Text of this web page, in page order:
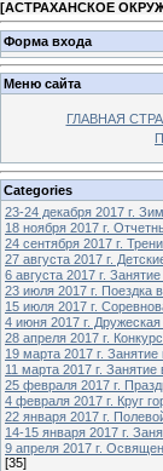
[АСТРАХАНСКОЕ
Форма входа
Меню сайта
ГЛАВНАЯ
Categories
23-24 декабря 2017 г.
18 ноября 2017 г.
24 сентября 2017 г.
27 августа 2017 г.
6 августа 2017 г.
23 июля 2017 г. Поездка
15 июля 2017 г.
4 июня 2017 г.
28 апреля 2017 г.
19 марта 2017 г.
11 марта 2017 г.
25 февраля 2017 г.
4 февраля 2017 г. Круг
22 января 2017 г.
14-15 января 2017 г.
9 апреля 2017 г.
[35]